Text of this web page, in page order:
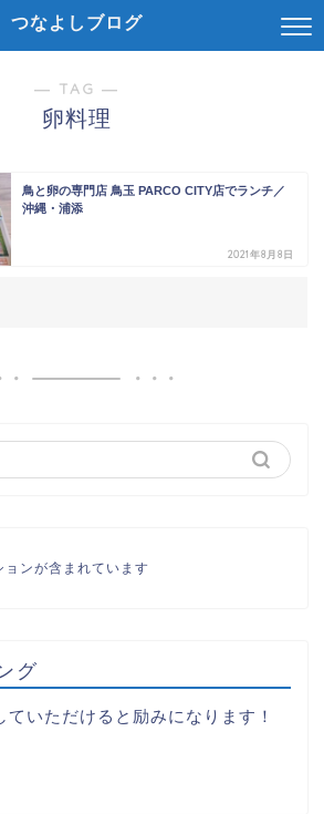
つなよしブログ
― TAG ―
卵料理
鳥と卵の専門店 鳥玉 PARCO CITY店でランチ／
沖縄・浦添
2021年8月8日
ンが含まれています
グ
ていただけると励みになります！